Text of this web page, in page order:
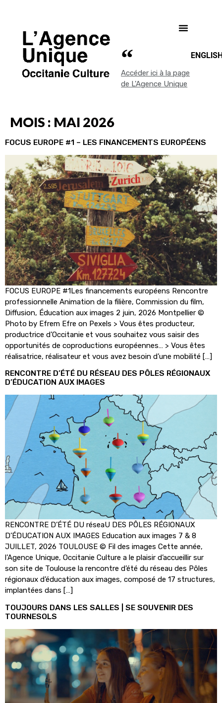
Accéder ici à la page
de L'Agence Unique
MOIS : MAI 2026
FOCUS EUROPE #1 – LES FINANCEMENTS EUROPÉENS
FOCUS EUROPE #1Les financements européens Rencontre
professionnelle Animation de la filière, Commission du film,
Diffusion, Éducation aux images 2 juin, 2026 Montpellier ©
Photo by Efrem Efre on Pexels > Vous êtes producteur,
productrice d’Occitanie et vous souhaitez vous saisir des
opportunités de coproductions européennes… > Vous êtes
réalisatrice, réalisateur et vous avez besoin d’une mobilité […]
RENCONTRE D’ÉTÉ DU RÉSEAU DES PÔLES RÉGIONAUX
D’ÉDUCATION AUX IMAGES
RENCONTRE D’ÉTÉ DU réseaU DES PÔLES RÉGIONAUX
D’ÉDUCATION AUX IMAGES Education aux images 7 & 8
JUILLET, 2026 TOULOUSE © Fil des images Cette année,
l’Agence Unique, Occitanie Culture a le plaisir d’accueillir sur
son site de Toulouse la rencontre d’été du réseau des Pôles
régionaux d’éducation aux images, composé de 17 structures,
implantées dans […]
TOUJOURS DANS LES SALLES | SE SOUVENIR DES
TOURNESOLS